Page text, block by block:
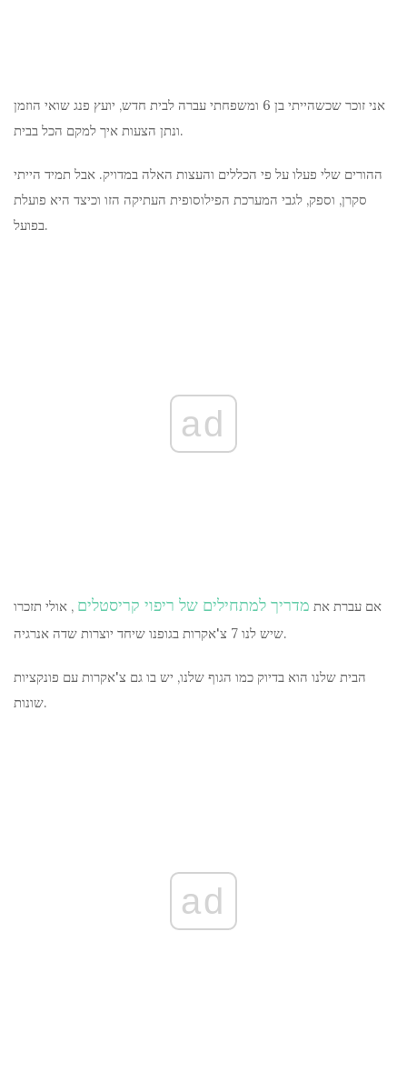
אני זוכר שכשהייתי בן 6 ומשפחתי עברה לבית חדש, יועץ פנג שואי הוזמן
ונתן הצעות איך למקם הכל בבית.
ההורים שלי פעלו על פי הכללים והעצות האלה במדויק. אבל תמיד הייתי
סקרן, וספק, לגבי המערכת הפילוסופית העתיקה הזו וכיצד היא פועלת
בפועל.
ad
אם עברת את מדריך למתחילים של ריפוי קריסטלים , אולי תזכרו
שיש לנו 7 צ'אקרות בגופנו שיחד יוצרות שדה אנרגיה.
הבית שלנו הוא בדיוק כמו הגוף שלנו, יש בו גם צ'אקרות עם פונקציות
שונות.
ad